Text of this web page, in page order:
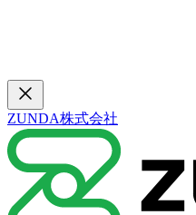
ZUNDA株式会社